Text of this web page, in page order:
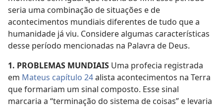
seria uma combinação de situações e de
acontecimentos mundiais diferentes de tudo que a
humanidade já viu. Considere algumas características
desse período mencionadas na Palavra de Deus.
1. PROBLEMAS MUNDIAIS Uma profecia registrada
em Mateus capítulo 24alista acontecimentos na Terra
que formariam um sinal composto. Esse sinal
marcaria a “terminação do sistema de coisas” e levaria